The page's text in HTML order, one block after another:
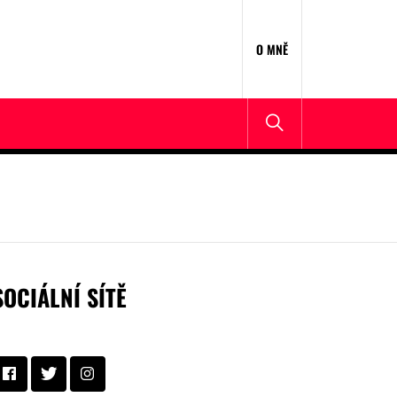
O MNĚ
SÍTĚ